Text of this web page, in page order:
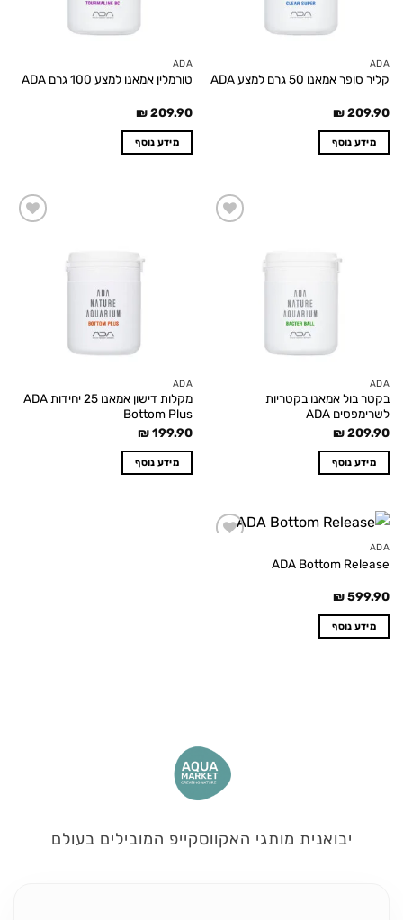
ADA
קליר סופר אמאנו 50 גרם למצע ADA
₪209.90
מידע נוסף
ADA
טורמלין אמאנו למצע 100 גרם ADA
₪209.90
מידע נוסף
ADA
בקטר בול אמאנו בקטריות
לשרימפסים ADA
₪209.90
מידע נוסף
ADA
מקלות דישון אמאנו 25 יחידות ADA
Bottom Plus
₪199.90
מידע נוסף
ADA
ADA Bottom Release
₪599.90
מידע נוסף
יבואנית מותגי האקווסקייפ המובילים בעולם